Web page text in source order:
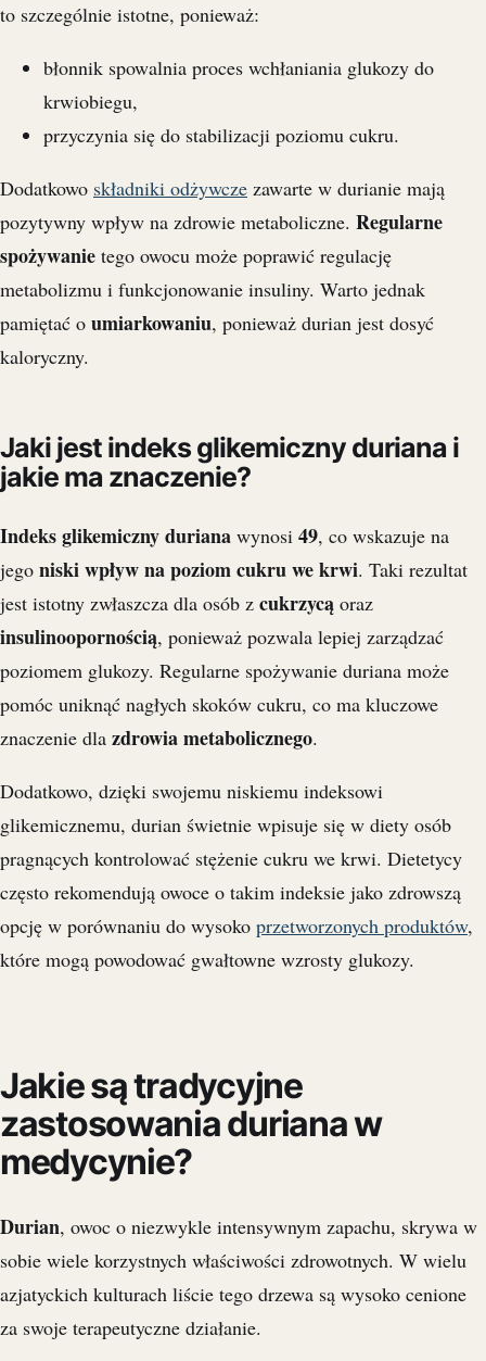
to szczególnie istotne, ponieważ:
błonnik spowalnia proces wchłaniania glukozy do
krwiobiegu,
przyczynia się do stabilizacji poziomu cukru.
Dodatkowo składniki odżywcze zawarte w durianie mają
pozytywny wpływ na zdrowie metaboliczne. Regularne
spożywanie tego owocu może poprawić regulację
metabolizmu i funkcjonowanie insuliny. Warto jednak
pamiętać o umiarkowaniu, ponieważ durian jest dosyć
kaloryczny.
Jaki jest indeks glikemiczny duriana i
jakie ma znaczenie?
Indeks glikemiczny duriana wynosi 49, co wskazuje na
jego niski wpływ na poziom cukru we krwi. Taki rezultat
jest istotny zwłaszcza dla osób z cukrzycą oraz
insulinoopornością, ponieważ pozwala lepiej zarządzać
poziomem glukozy. Regularne spożywanie duriana może
pomóc uniknąć nagłych skoków cukru, co ma kluczowe
znaczenie dla zdrowia metabolicznego.
Dodatkowo, dzięki swojemu niskiemu indeksowi
glikemicznemu, durian świetnie wpisuje się w diety osób
pragnących kontrolować stężenie cukru we krwi. Dietetycy
często rekomendują owoce o takim indeksie jako zdrowszą
opcję w porównaniu do wysoko przetworzonych produktów,
które mogą powodować gwałtowne wzrosty glukozy.
Jakie są tradycyjne
zastosowania duriana w
medycynie?
Durian, owoc o niezwykle intensywnym zapachu, skrywa w
sobie wiele korzystnych właściwości zdrowotnych. W wielu
azjatyckich kulturach liście tego drzewa są wysoko cenione
za swoje terapeutyczne działanie.